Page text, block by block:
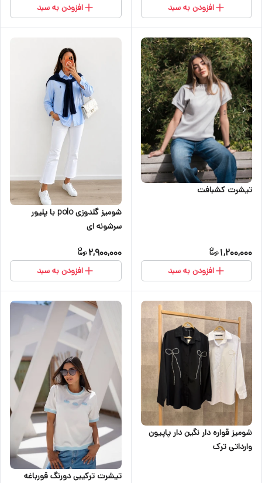
افزودن به سبد افزودن به سبد
تیشرت کشبافت
1,200,000
افزودن به سبد
شومیز گلدوزی polo با پلیور
سرشونه ای
2,900,000
افزودن به سبد
شومیز قواره دار نگین دار پاپیون
وارداتی ترک
تیشرت ترکیبی دو‌رنگ قورباغه